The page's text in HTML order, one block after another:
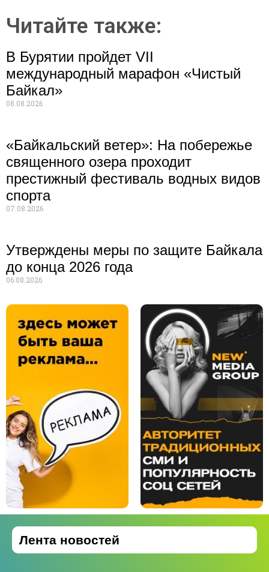
Читайте также:
В Бурятии пройдет VII
международный марафон «Чистый
Байкал»
08.08.2026
«Байкальский ветер»: На побережье
священного озера проходит
престижный фестиваль водных видов
спорта
07.08.2026
Утверждены меры по защите Байкала
до конца 2026 года
06.08.2026
Лента новостей